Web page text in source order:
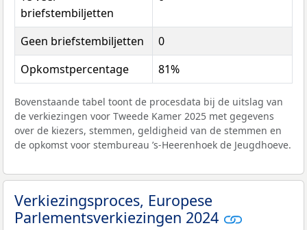
briefstembiljetten
Geen briefstembiljetten
0
Opkomstpercentage
81%
Bovenstaande tabel toont de procesdata bij de uitslag van
de verkiezingen voor Tweede Kamer 2025 met gegevens
over de kiezers, stemmen, geldigheid van de stemmen en
de opkomst voor stembureau ’s-Heerenhoek de Jeugdhoeve.
Verkiezingsproces, Europese
Parlementsverkiezingen 2024